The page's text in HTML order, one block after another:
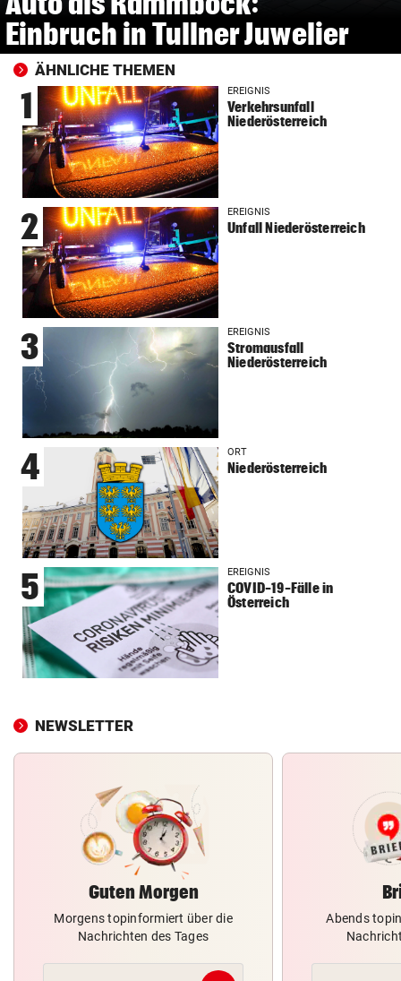
Einbruch in Tullner Juwelier
ÄHNLICHE THEMEN
1 EREIGNIS
Verkehrsunfall
Niederösterreich
2 EREIGNIS
Unfall Niederösterreich
3 EREIGNIS
Stromausfall
Niederösterreich
4 ORT
Niederösterreich
5 EREIGNIS
COVID-19-Fälle in
Österreich
NEWSLETTER
Guten Morgen
Morgens topinformiert über die
Nachrichten des Tages
Abends